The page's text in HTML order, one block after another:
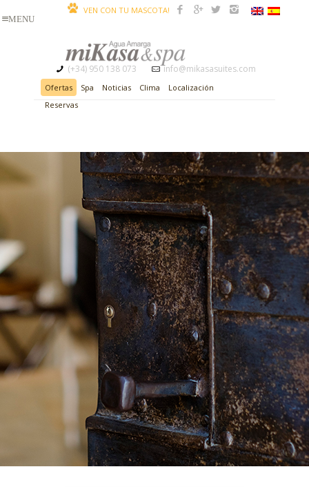
(+34) 950 138 073 info@mikasasuites.com
VEN CON TU MASCOTA!
Ofertas Spa Noticias Clima
Localización
Reservas